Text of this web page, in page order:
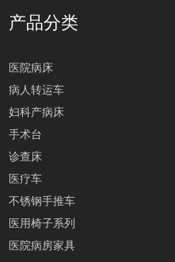
产品分类
医院病床
病人转运车
妇科产病床
手术台
诊查床
医疗车
不锈钢手推车
医用椅子系列
医院病房家具